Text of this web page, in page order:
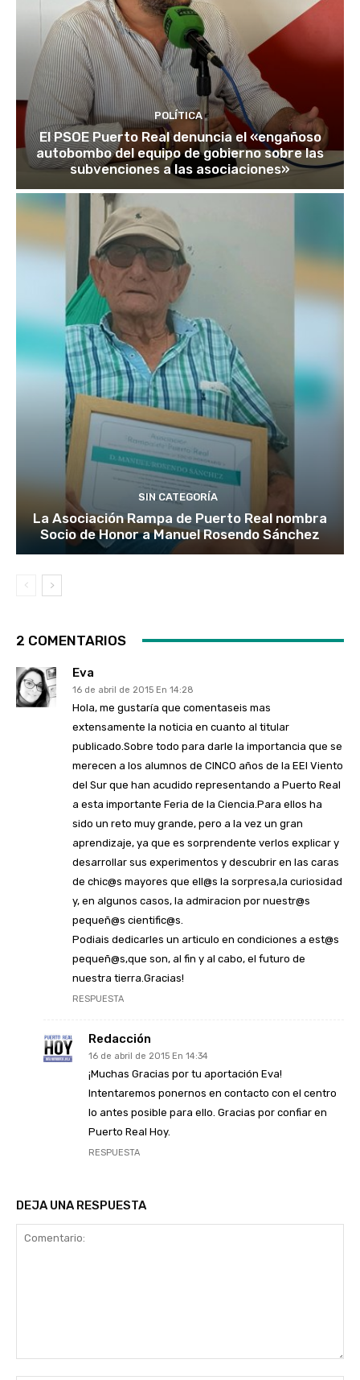
POLÍTICA
El PSOE Puerto Real denuncia el «engañoso
autobombo del equipo de gobierno sobre las
subvenciones a las asociaciones»
SIN CATEGORÍA
La Asociación Rampa de Puerto Real nombra
Socio de Honor a Manuel Rosendo Sánchez
2 COMENTARIOS
Eva
16 de abril de 2015 En 14:28
Hola, me gustaría que comentaseis mas
extensamente la noticia en cuanto al titular
publicado.Sobre todo para darle la importancia que se
merecen a los alumnos de CINCO años de la EEI Viento
del Sur que han acudido representando a Puerto Real
a esta importante Feria de la Ciencia.Para ellos ha
sido un reto muy grande, pero a la vez un gran
aprendizaje, ya que es sorprendente verlos explicar y
desarrollar sus experimentos y descubrir en las caras
de chic@s mayores que ell@s la sorpresa,la curiosidad
y, en algunos casos, la admiracion por nuestr@s
pequeñ@s cientific@s.
Podiais dedicarles un articulo en condiciones a est@s
pequeñ@s,que son, al fin y al cabo, el futuro de
nuestra tierra.Gracias!
RESPUESTA
Redacción
16 de abril de 2015 En 14:34
¡Muchas Gracias por tu aportación Eva!
Intentaremos ponernos en contacto con el centro
lo antes posible para ello. Gracias por confiar en
Puerto Real Hoy.
RESPUESTA
DEJA UNA RESPUESTA